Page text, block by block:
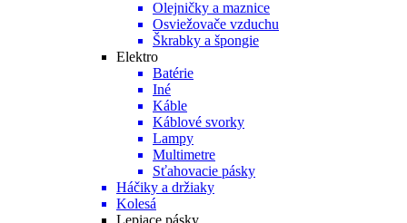
Olejničky a maznice
Osviežovače vzduchu
Škrabky a špongie
Elektro
Batérie
Iné
Káble
Káblové svorky
Lampy
Multimetre
Sťahovacie pásky
Háčiky a držiaky
Kolesá
Lepiace pásky